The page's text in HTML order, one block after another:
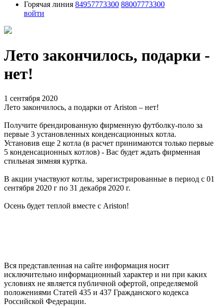
Горячая линия 84957773300 88007773300
войти
Лето закончилось, подарки -
нет!
1 сентября 2020
Лето закончилось, а подарки от Ariston – нет!
Получите брендированную фирменную футболку-поло за
первые 3 установленных конденсационных котла.
Установив еще 2 котла (в расчет принимаются только первые
5 конденсационных котлов) - Вас будет ждать фирменная
стильная зимняя куртка.
В акции участвуют котлы, зарегистрированные в период с 01
сентября 2020 г по 31 декабря 2020 г.
Осень будет теплой вместе с Ariston!
Вся представленная на сайте информация носит
исключительно информационный характер и ни при каких
условиях не является публичной офертой, определяемой
положениями Статей 435 и 437 Гражданского кодекса
Российской Федерации.